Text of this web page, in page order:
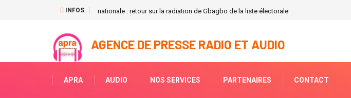
INFOS nationale : retour sur la radiation de Gbagbo de la liste électorale
AGENCE DE PRESSE RADIO ET AUDIO
APRA AUDIO NOS SERVICES PARTENAIRES CONTACT